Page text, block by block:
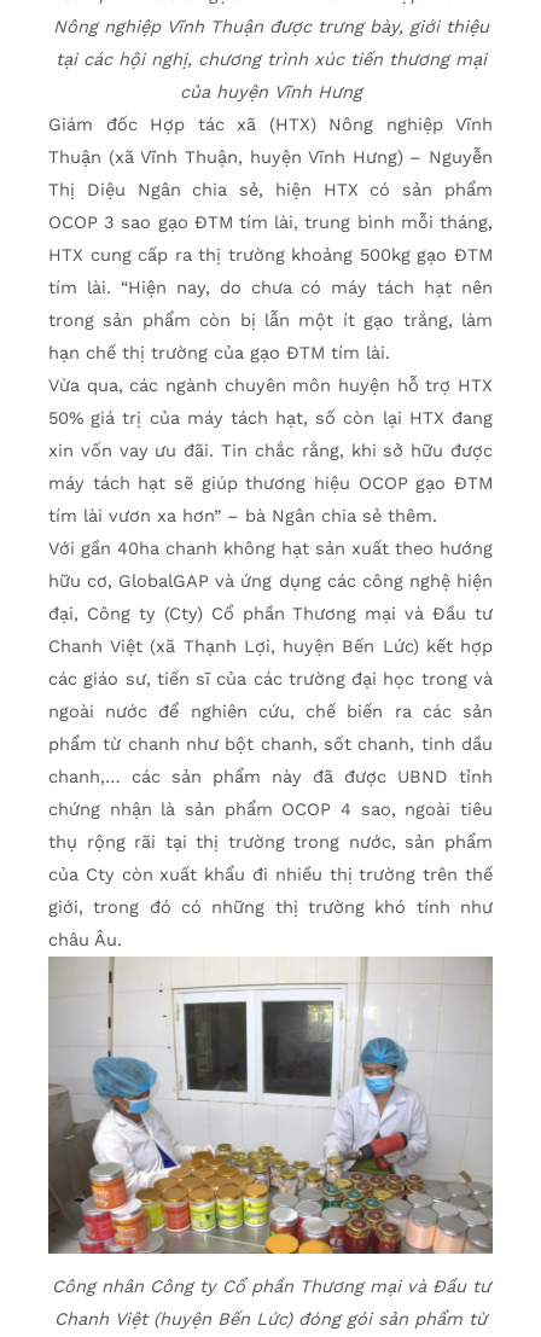
Nông nghiệp Vĩnh Thuận được trưng bày, giới thiệu
tại các hội nghị, chương trình xúc tiến thương mại
của huyện Vĩnh Hưng
Giám đốc Hợp tác xã (HTX) Nông nghiệp Vĩnh
Thuận (xã Vĩnh Thuận, huyện Vĩnh Hưng) – Nguyễn
Thị Diệu Ngân chia sẻ, hiện HTX có sản phẩm
OCOP 3 sao gạo ĐTM tím lài, trung bình mỗi tháng,
HTX cung cấp ra thị trường khoảng 500kg gạo ĐTM
tím lài. “Hiện nay, do chưa có máy tách hạt nên
trong sản phẩm còn bị lẫn một ít gạo trắng, làm
hạn chế thị trường của gạo ĐTM tím lài.
Vừa qua, các ngành chuyên môn huyện hỗ trợ HTX
50% giá trị của máy tách hạt, số còn lại HTX đang
xin vốn vay ưu đãi. Tin chắc rằng, khi sở hữu được
máy tách hạt sẽ giúp thương hiệu OCOP gạo ĐTM
tím lài vươn xa hơn” – bà Ngân chia sẻ thêm.
Với gần 40ha chanh không hạt sản xuất theo hướng
hữu cơ, GlobalGAP và ứng dụng các công nghệ hiện
đại, Công ty (Cty) Cổ phần Thương mại và Đầu tư
Chanh Việt (xã Thạnh Lợi, huyện Bến Lức) kết hợp
các giáo sư, tiến sĩ của các trường đại học trong và
ngoài nước để nghiên cứu, chế biến ra các sản
phẩm từ chanh như bột chanh, sốt chanh, tinh dầu
chanh,… các sản phẩm này đã được UBND tỉnh
chứng nhận là sản phẩm OCOP 4 sao, ngoài tiêu
thụ rộng rãi tại thị trường trong nước, sản phẩm
của Cty còn xuất khẩu đi nhiều thị trường trên thế
giới, trong đó có những thị trường khó tính như
châu Âu.
Công nhân Công ty Cổ phần Thương mại và Đầu tư
Chanh Việt (huyện Bến Lức) đóng gói sản phẩm từ